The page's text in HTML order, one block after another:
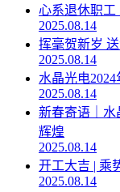
心系退休职工
2025.08.14
挥毫贺新岁
2025.08.14
水晶光电
2025.08.14
新春寄语｜水
辉煌
2025.08.14
开工大吉 | 乘
2025.08.14